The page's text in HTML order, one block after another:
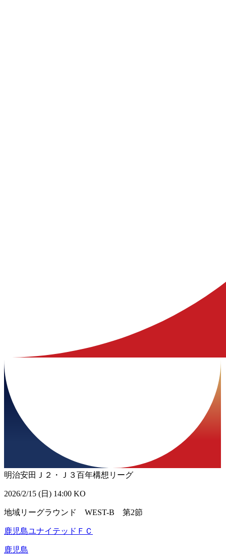
明治安田Ｊ２・Ｊ３百年構想リーグ
2026/2/15 (日) 14:00 KO
地域リーグラウンド WEST-B 第2節
鹿児島ユナイテッドＦＣ
鹿児島